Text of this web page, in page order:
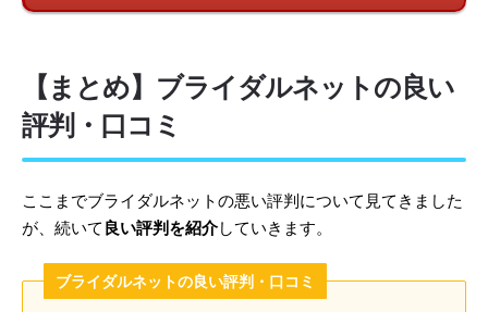
【まとめ】ブライダルネットの良い
評判・口コミ
ここまでブライダルネットの悪い評判について見てきました
が、続いて 良い評判を紹介していきます。
ブライダルネットの良い評判・口コミ